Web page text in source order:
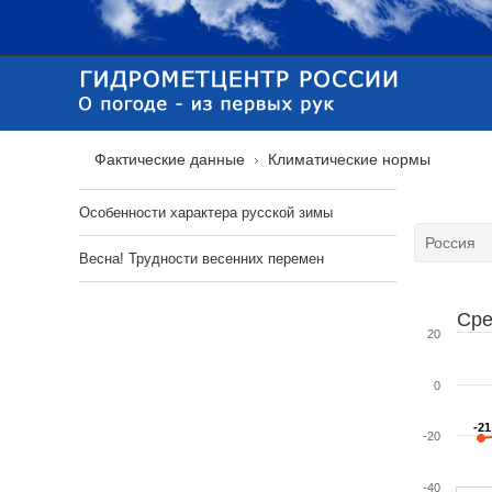
Фактические данные Климатические нормы
-21
-21
-40
-20
0
20
Особенности характера русской зимы
Весна! Трудности весенних перемен